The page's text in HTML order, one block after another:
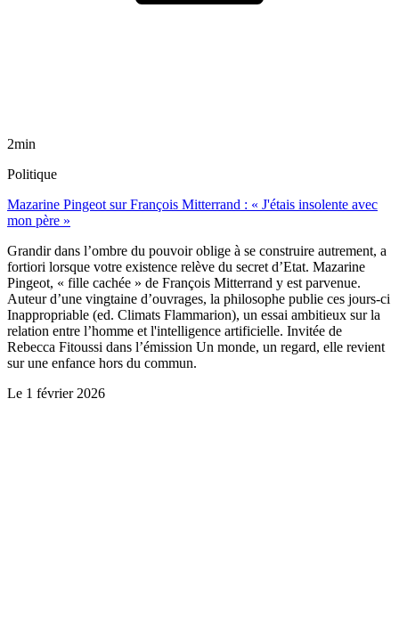
2min
Politique
Mazarine Pingeot sur François Mitterrand : « J'étais insolente avec
mon père »
Grandir dans l’ombre du pouvoir oblige à se construire autrement, a
fortiori lorsque votre existence relève du secret d’Etat. Mazarine
Pingeot, « fille cachée » de François Mitterrand y est parvenue.
Auteur d’une vingtaine d’ouvrages, la philosophe publie ces jours-ci
Inappropriable (ed. Climats Flammarion), un essai ambitieux sur la
relation entre l’homme et l'intelligence artificielle. Invitée de
Rebecca Fitoussi dans l’émission Un monde, un regard, elle revient
sur une enfance hors du commun.
Le 1 février 2026